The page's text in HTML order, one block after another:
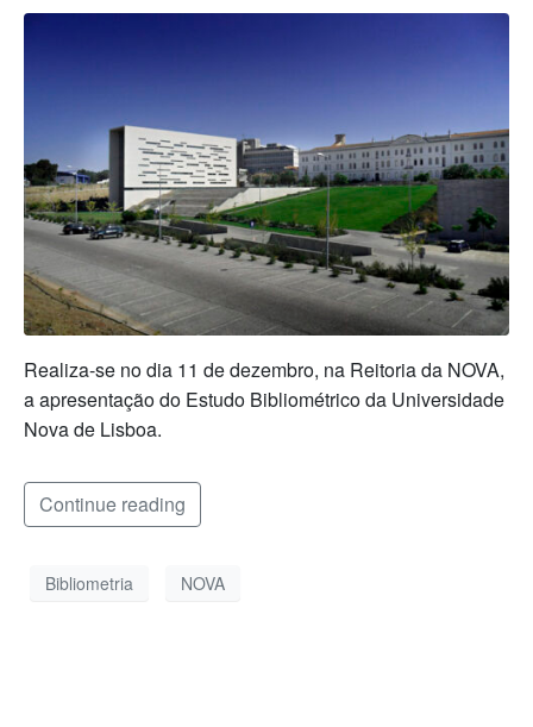
Realiza-se no dia 11 de dezembro, na Reitoria da NOVA,
a apresentação do Estudo Bibliométrico da Universidade
Nova de Lisboa.
Continue reading
Bibliometria NOVA